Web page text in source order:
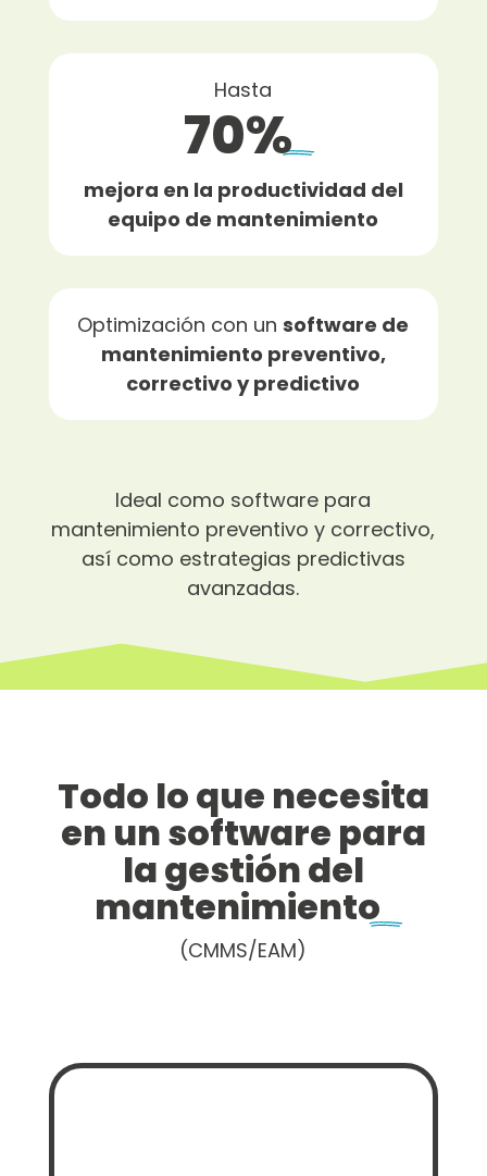
Hasta
70%
mejora en la productividad del
equipo de mantenimiento
Optimización con unsoftware de
mantenimiento preventivo,
correctivo y predictivo
Ideal como software para
mantenimiento preventivo y correctivo,
así como estrategias predictivas
avanzadas.
Todo lo que necesita
en un software para
la gestión del
mantenimiento
(CMMS/EAM)